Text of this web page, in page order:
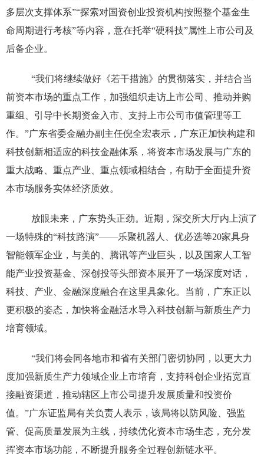
多层次支撑体系”“探索对国资创业投资机构按照整个基金生
命周期进行考核”等内容，意在托举“硬科技”属性上市公司及
后备企业。
“我们将继续做好《若干措施》的贯彻落实，并结合当
前资本市场的重点工作，加强组织走访上市公司、推动并购
重组、引导中长期资金入市、支持上市公司市值管理等工
作。”广东省委金融办副主任倪全宏表示，广东正加快构建和
科技创新相适应的科技金融体系，将资本市场发展与广东的
重大战略、重点产业、重点领域相结合，有助于全面提升资
本市场服务实体经济质效。
放眼未来，广东势头正劲。近期，深交所大厅内上演了
一场特殊的“科技路演”——乐聚机器人、优必选等20家具身
智能领军企业，与美的、腾讯等产业巨头，以及国家人工智
能产业投资基金、深创投等头部资本展开了一场深度对话，
科技、产业、金融深度融合在这里具象化。当前，广东正以
更积极的姿态，加快将金融活水导入科技创新与新质生产力
培育领域。
“我们将会同各地市和省有关部门密切协同，以更大力
度加强新质生产力领域企业上市培育，支持科创企业拓宽直
接融资渠道，推动辖区上市公司提升发展质量和投资价
值。”广东证监局有关负责人表示，该局将以防风险、强监
管、促高质量发展为主线，持续优化资本市场生态，充分发
挥资本市场功能，不断提升服务全过程创新链水平。